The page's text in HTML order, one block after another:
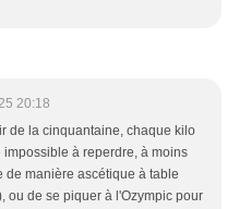
20:18
de la cinquantaine, chaque kilo
à reperdre, à moins
de manière ascétique à table
ou de se piquer à l'Ozympic pour